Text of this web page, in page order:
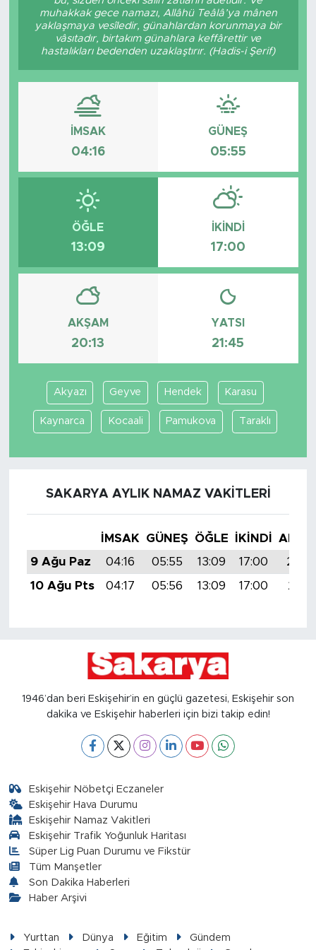
muhakkak gece namazı, Allâhü Teâlâ’ya mânen
yaklaşmaya vesîledir, günahlardan korunmaya bir
vâsıtadır, birtakım günahlara keffârettir ve
hastalıkları bedenden uzaklaştırır. (Hadis-i Şerif)
İMSAK
04:16
GÜNEŞ
05:55
ÖĞLE
13:09
İKINDI
17:00
AKŞAM
20:13
YATSI
21:45
Akyazı Geyve Hendek Karasu
Kaynarca Kocaali Pamukova Taraklı
SAKARYA AYLIK NAMAZ VAKITLERI
İMSAK GÜNEŞ ÖĞLE İKINDI
9 Ağu Paz
04:16 05:55 13:09 17:00
20:13
10 Ağu Pts
04:17 05:56 13:09 17:00 20:11
1946’dan beri Eskişehir’in en güçlü gazetesi, Eskişehir son
dakika ve Eskişehir haberleri için bizi takip edin!
Eskişehir Nöbetçi Eczaneler
Eskişehir Hava Durumu
Eskişehir Namaz Vakitleri
Eskişehir Trafik Yoğunluk Haritası
Süper Lig Puan Durumu ve Fikstür
Tüm Manşetler
Son Dakika Haberleri
Haber Arşivi
Yurttan Dünya Eğitim
Gündem
Tarihçe
Söyleşi
Foto Şaka
Teknoloji
Politika